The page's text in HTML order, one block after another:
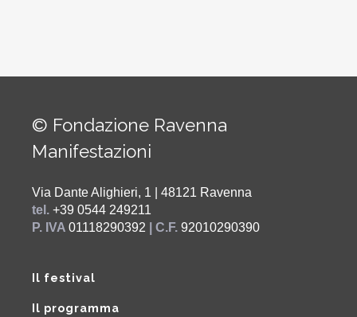
© Fondazione Ravenna
Manifestazioni
Via Dante Alighieri, 1 | 48121 Ravenna
tel. +39 0544 249211
P. IVA 01118290392 | C.F. 92010290390
Il festival
Il programma